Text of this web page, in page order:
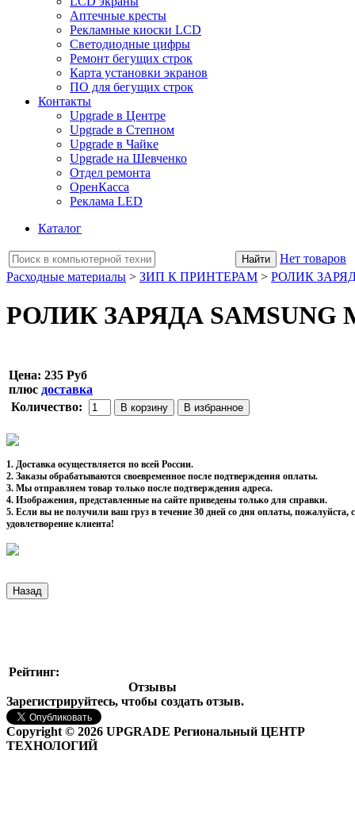
Аптечные кресты
Рекламные киоски LCD
Светодиодные цифры
Ремонт бегущих строк
Карта установки экранов
ПО для бегущих строк
Контакты
Upgrade в Центре
Upgrade в Степном
Upgrade в Чайке
Upgrade на Шевченко
Отдел ремонта
ОренКасса
Реклама LED
Каталог
Нет товаров
Расходные материалы > ЗИП К ПРИНТЕРАМ > РОЛИК
РОЛИК ЗАРЯДА SAMSUNG
Цена: 235 Руб
плюс доставка
Количество:
1. Доставка осуществляется по всей России.
2. Заказы обрабатываются своевременное после подтверждения оплаты.
3. Мы отправляем товар только после подтверждения адреса.
4. Изображения, представленные на сайте приведены только для справки.
5. Если вы не получили ваш груз в течение 30 дней со дня оплаты,
удовлетворение клиента!
Рейтинг:
Отзывы
Зарегистрируйтесь, чтобы создать отзыв.
Copyright © 2026 UPGRADE Региональный ЦЕНТР
ТЕХНОЛОГИЙ